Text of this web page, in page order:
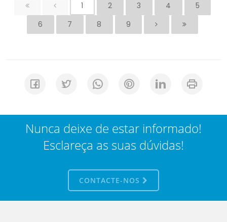
1 2 3 4
5
6
7 8 9
Nunca deixe de estar informado!
Esclareça as suas dúvidas!
CONTACTE-NOS